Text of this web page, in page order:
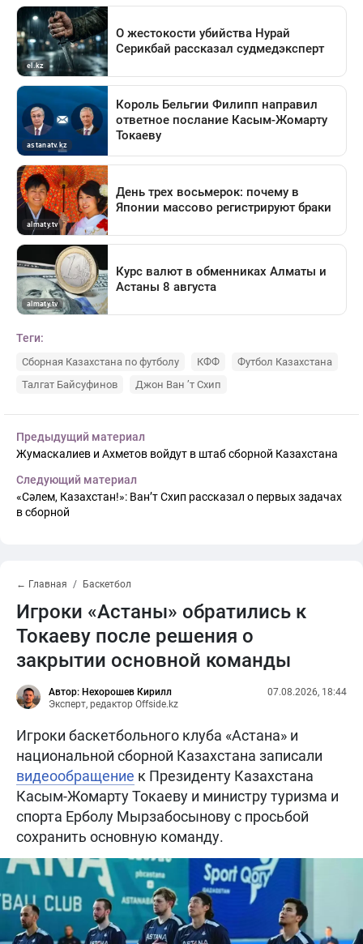
Теги:
Сборная Казахстана по футболу КФФ
Футбол Казахстана
Талгат Байсуфинов
Джон Ван ’т Схип
Предыдущий материал
Жумаскалиев и Ахметов войдут в штаб сборной Казахстана
Следующий материал
«Сәлем, Казахстан!»: Ван’т Схип рассказал о первых задачах
в сборной
← Главная Баскетбол
Игроки «Астаны» обратились к
Токаеву после решения о
закрытии основной команды
Автор: Нехорошев Кирилл
Эксперт, редактор Offside.kz
07.08.2026, 18:44
Игроки баскетбольного клуба «Астана» и
национальной сборной Казахстана записали
видеообращение к Президенту Казахстана
Касым-Жомарту Токаеву и министру туризма и
спорта Ерболу Мырзабосынову с просьбой
сохранить основную команду.